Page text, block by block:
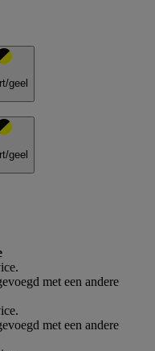
geel
geel
met een andere
met een andere